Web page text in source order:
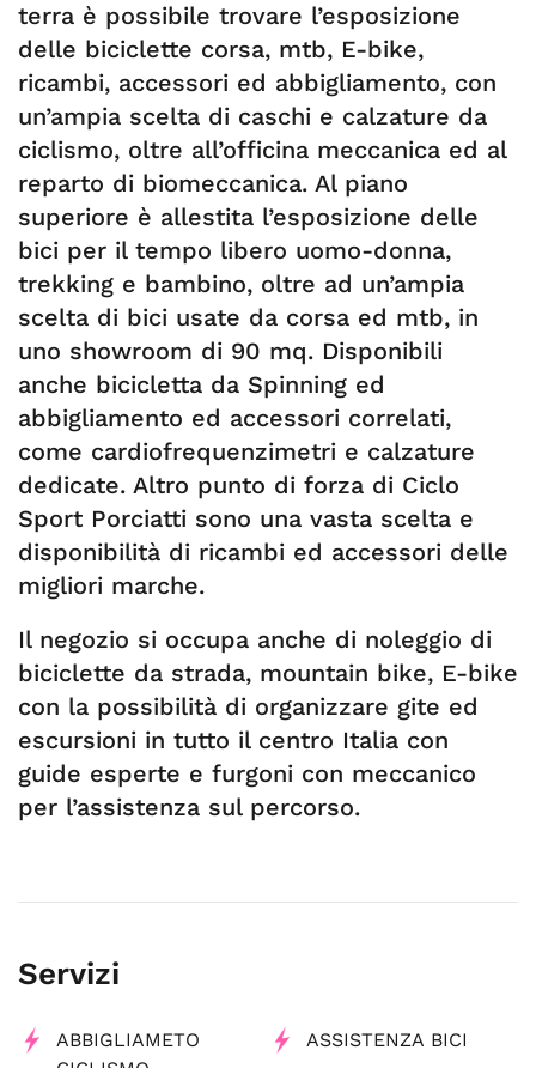
terra è possibile trovare l’esposizione
delle biciclette corsa, mtb, E-bike,
ricambi, accessori ed abbigliamento, con
un’ampia scelta di caschi e calzature da
ciclismo, oltre all’officina meccanica ed al
reparto di biomeccanica. Al piano
superiore è allestita l’esposizione delle
bici per il tempo libero uomo-donna,
trekking e bambino, oltre ad un’ampia
scelta di bici usate da corsa ed mtb, in
uno showroom di 90 mq. Disponibili
anche bicicletta da Spinning ed
abbigliamento ed accessori correlati,
come cardiofrequenzimetri e calzature
dedicate. Altro punto di forza di Ciclo
Sport Porciatti sono una vasta scelta e
disponibilità di ricambi ed accessori delle
migliori marche.
Il negozio si occupa anche di noleggio di
biciclette da strada, mountain bike, E-bike
con la possibilità di organizzare gite ed
escursioni in tutto il centro Italia con
guide esperte e furgoni con meccanico
per l’assistenza sul percorso.
Servizi
ABBIGLIAMETO
ASSISTENZA BICI